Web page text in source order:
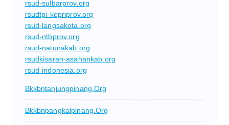
rsud-sulbarprov.org
rsudtpi-kepriprov.org
rsud-langsakota.org
rsud-ntbprov.org
rsud-natunakab.org
rsudkisaran-asahankab.org
rsud-indonesia.org
Bkkbntanjungpinang.org
Bkkbnpangkalpinang.org